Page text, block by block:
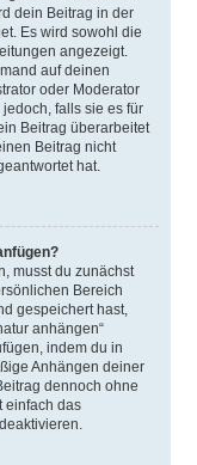
dein Beitrag in der
Es wird sowohl die
angezeigt.
auf deinen
oder Moderator
falls sie es für
Beitrag überarbeitet
Beitrag nicht
hat.
musst du zunächst
Bereich
gespeichert hast,
anhängen“
indem du in
Anhängen deiner
dennoch ohne
einfach das